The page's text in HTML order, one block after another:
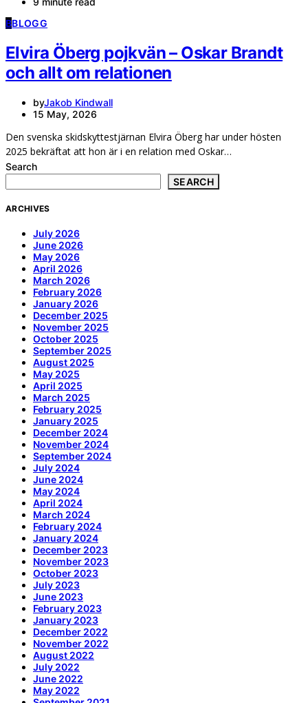
BBLOGG
Elvira Öberg pojkvän – Oskar Brandt
och allt om relationen
byJakob Kindwall
15 May, 2026
Den svenska skidskyttestjärnan Elvira Öberg har under hösten
2025 bekräftat att hon är i en relation med Oskar…
Search
SEARCH
ARCHIVES
July 2026
June 2026
May 2026
April 2026
March 2026
February 2026
January 2026
December 2025
November 2025
October 2025
September 2025
August 2025
May 2025
April 2025
March 2025
February 2025
January 2025
December 2024
November 2024
September 2024
July 2024
June 2024
May 2024
April 2024
March 2024
February 2024
January 2024
December 2023
November 2023
October 2023
July 2023
June 2023
February 2023
January 2023
December 2022
November 2022
August 2022
July 2022
June 2022
May 2022